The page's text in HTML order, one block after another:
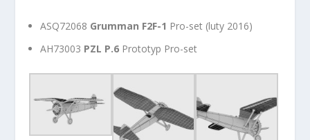
ASQ72068 Grumman F2F-1 Pro-set (luty 2016)
AH73003 PZL P.6 Prototyp Pro-set